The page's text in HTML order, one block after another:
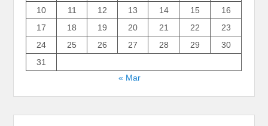
10 11 12 13 14 15
16
17
18 19 20 21 22
23
24
25 26 27 28 29
30
31
« Mar